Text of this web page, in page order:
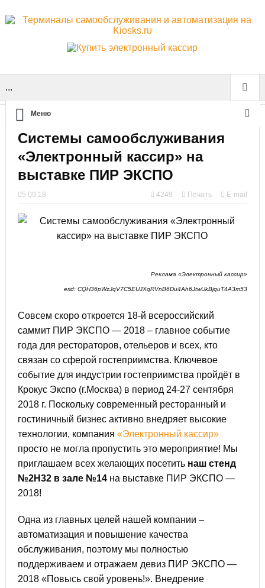
...
Меню
Системы самообслуживания
«Электронный кассир» на
выставке ПИР ЭКСПО
05.09.18 4249 Печать E-mail
Реклама «Электронный кассир»
erid: CQH36pWzJqV7C5EUJXqRVnB6Du4Ah6JtwUkBjquT4A3m53
Совсем скоро откроется 18-й всероссийский
саммит ПИР ЭКСПО — 2018 – главное событие
года для рестораторов, отельеров и всех, кто
связан со сферой гостеприимства. Ключевое
событие для индустрии гостеприимства пройдёт в
Крокус Экспо (г.Москва) в период 24-27 сентября
2018 г. Поскольку современный ресторанный и
гостиничный бизнес активно внедряет высокие
технологии, компания «Электронный кассир»
просто не могла пропустить это мероприятие! Мы
приглашаем всех желающих посетить наш стенд
№2Н32 в зале №14на выставке ПИР ЭКСПО —
2018!
Одна из главных целей нашей компании –
автоматизация и повышение качества
обслуживания, поэтому мы полностью
поддерживаем и отражаем девиз ПИР ЭКСПО —
2018 «Повысь свой уровень!». Внедрение